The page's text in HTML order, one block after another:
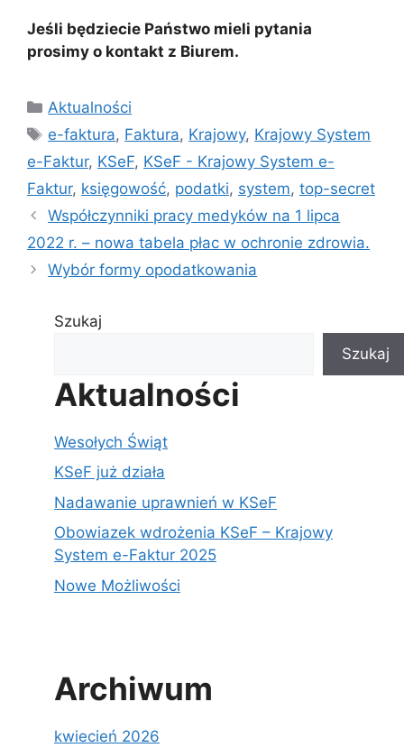
Jeśli będziecie Państwo mieli pytania
prosimy o kontakt z Biurem.
Kategorie
Aktualności
Tagi
e-faktura, Faktura, Krajowy, Krajowy System
e-Faktur, KSeF, KSeF - Krajowy System e-
Faktur, księgowość, podatki, system, top-secret
Współczynniki pracy medyków na 1 lipca
2022 r. – nowa tabela płac w ochronie zdrowia.
Wybór formy opodatkowania
Szukaj
Szukaj
Aktualności
Wesołych Świąt
KSeF już działa
Nadawanie uprawnień w KSeF
Obowiazek wdrożenia KSeF – Krajowy
System e-Faktur 2025
Nowe Możliwości
Archiwum
kwiecień 2026